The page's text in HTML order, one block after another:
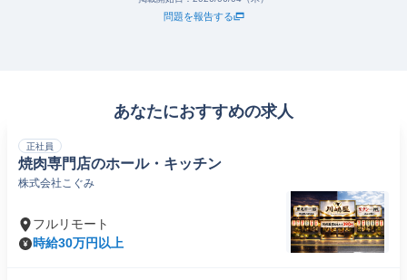
問題を報告する
あなたにおすすめの求人
正社員
焼肉専門店のホール・キッチン
株式会社こぐみ
フルリモート
時給30万円以上